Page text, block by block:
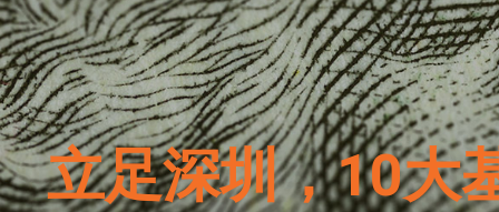
立足深圳，10大